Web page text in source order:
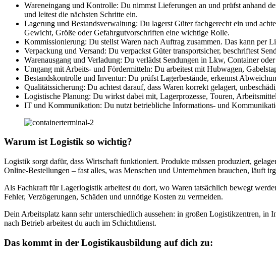
Wareneingang und Kontrolle: Du nimmst Lieferungen an und prüfst anhand
und leitest die nächsten Schritte ein.
Lagerung und Bestandsverwaltung: Du lagerst Güter fachgerecht ein und
Gewicht, Größe oder Gefahrgutvorschriften eine wichtige Rolle.
Kommissionierung: Du stellst Waren nach Auftrag zusammen. Das kann per
Verpackung und Versand: Du verpackst Güter transportsicher, beschriftest
Warenausgang und Verladung: Du verlädst Sendungen in Lkw, Container
Umgang mit Arbeits- und Fördermitteln: Du arbeitest mit Hubwagen,
Bestandskontrolle und Inventur: Du prüfst Lagerbestände, erkennst
Qualitätssicherung: Du achtest darauf, dass Waren korrekt gelagert,
Logistische Planung: Du wirkst dabei mit, Lagerprozesse, Touren,
IT und Kommunikation: Du nutzt betriebliche Informations- und
Warum ist Logistik so wichtig?
Logistik sorgt dafür, dass Wirtschaft funktioniert. Produkte müssen produziert,
Online-Bestellungen – fast alles, was Menschen und Unternehmen brauchen, läuft
Als Fachkraft für Lagerlogistik arbeitest du dort, wo Waren tatsächlich bewegt
Fehler, Verzögerungen, Schäden und unnötige Kosten zu vermeiden.
Dein Arbeitsplatz kann sehr unterschiedlich aussehen: in großen Logistikzentren, in
nach Betrieb arbeitest du auch im Schichtdienst.
Das kommt in der Logistikausbildung auf dich zu: